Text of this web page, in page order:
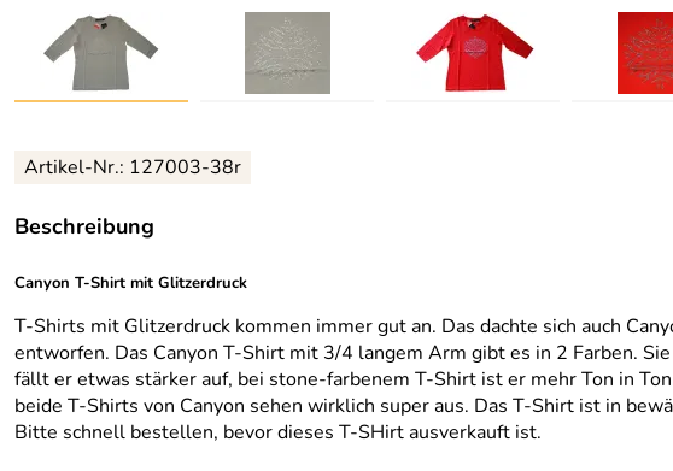
Artikel-Nr.: 127003-38r
Beschreibung
Canyon T-Shirt mit Glitzerdruck
T-Shirts mit Glitzerdruck kommen immer gut an. Das dachte sich auch
entworfen. Das Canyon T-Shirt mit 3/4 langem Arm gibt es in 2 Farben.
fällt er etwas stärker auf, bei stone-farbenem T-Shirt ist er mehr Ton in
beide T-Shirts von Canyon sehen wirklich super aus. Das T-Shirt ist in
Bitte schnell bestellen, bevor dieses T-SHirt ausverkauft ist.